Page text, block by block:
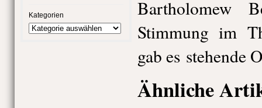
Kategorien
Bartholomew
Stimmung im
gab es stehende
Ähnliche